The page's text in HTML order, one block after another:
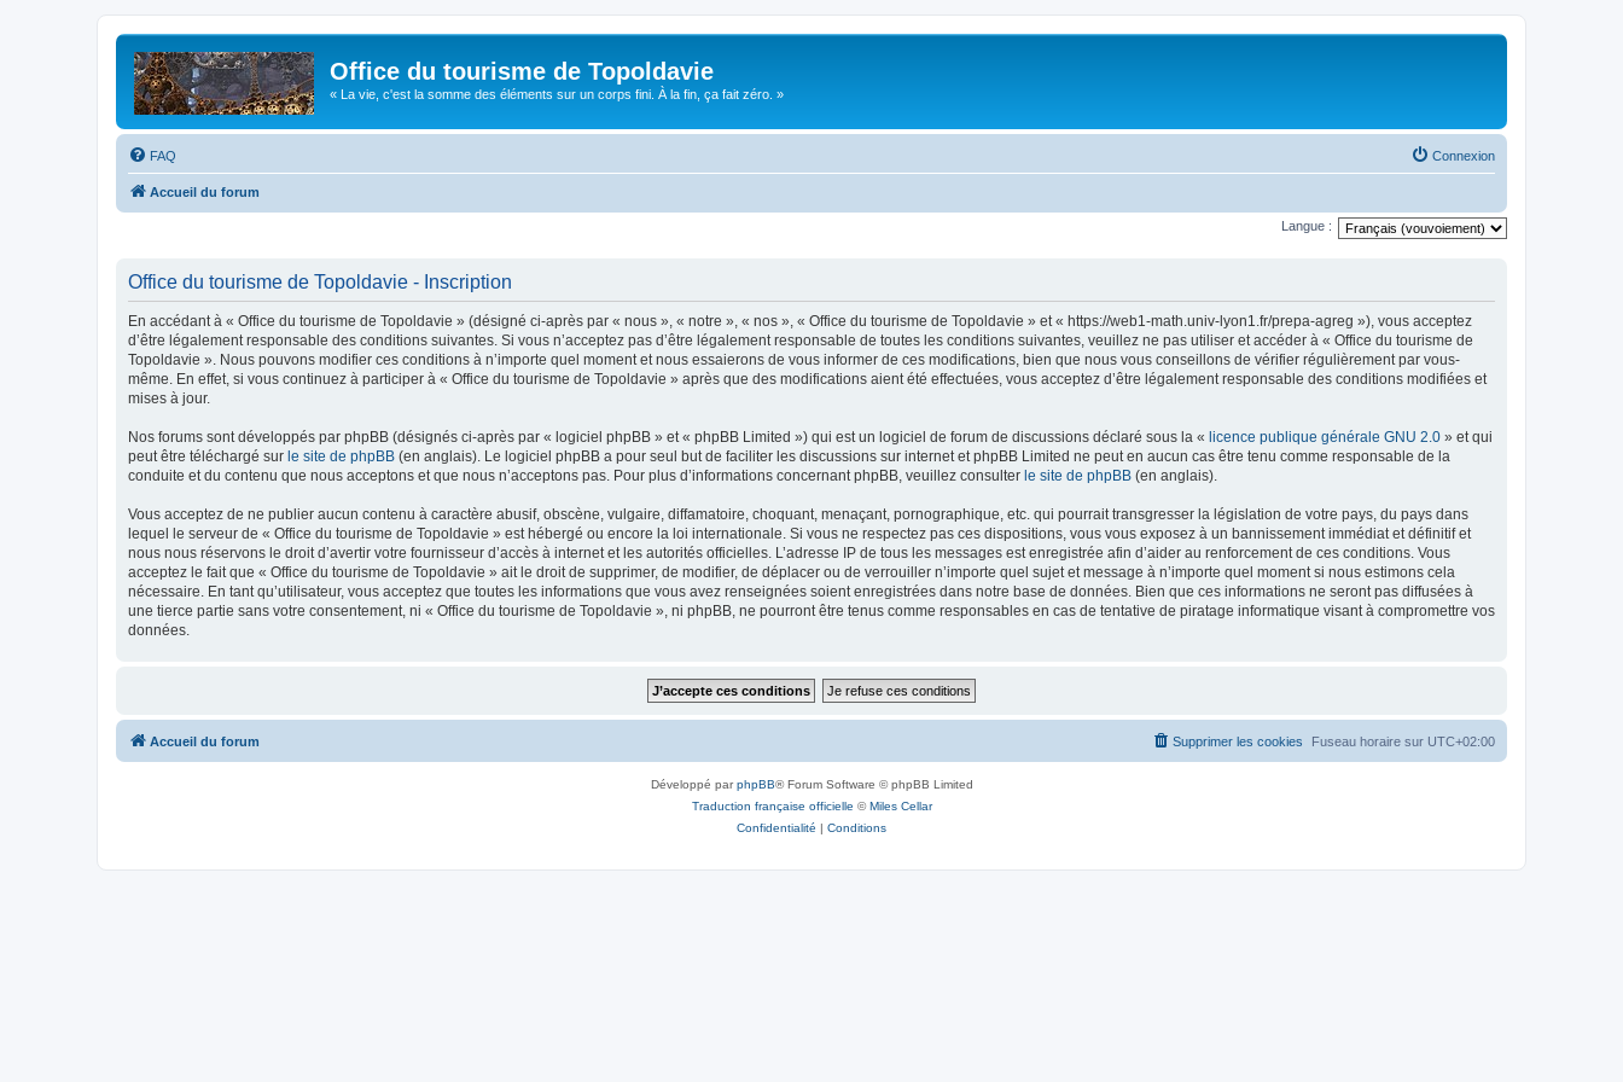
Office du tourisme de Topoldavie
« La vie, c'est la somme des éléments sur un corps fini. À la fin, ça fait zéro. »
FAQ Connexion
Accueil du forum
Langue :
Office du tourisme de Topoldavie - Inscription
En accédant à « Office du tourisme de Topoldavie » (désigné ci-après par « nous », « notre », « nos », « Office du tourisme de Topoldavie » et « https://web1-math.univ-lyon1.fr/prepa-agreg »), vous acceptez
d’être légalement responsable des conditions suivantes. Si vous n’acceptez pas d’être légalement responsable de toutes les conditions suivantes, veuillez ne pas utiliser et accéder à « Office du tourisme de
Topoldavie ». Nous pouvons modifier ces conditions à n’importe quel moment et nous essaierons de vous informer de ces modifications, bien que nous vous conseillons de vérifier régulièrement par vous-
même. En effet, si vous continuez à participer à « Office du tourisme de Topoldavie » après que des modifications aient été effectuées, vous acceptez d’être légalement responsable des conditions modifiées et
mises à jour.
Nos forums sont développés par phpBB (désignés ci-après par « logiciel phpBB » et « phpBB Limited ») qui est un logiciel de forum de discussions déclaré sous la « licence publique générale GNU 2.0 » et qui
peut être téléchargé sur le site de phpBB (en anglais). Le logiciel phpBB a pour seul but de faciliter les discussions sur internet et phpBB Limited ne peut en aucun cas être tenu comme responsable de la
conduite et du contenu que nous acceptons et que nous n’acceptons pas. Pour plus d’informations concernant phpBB, veuillez consulter le site de phpBB (en anglais).
Vous acceptez de ne publier aucun contenu à caractère abusif, obscène, vulgaire, diffamatoire, choquant, menaçant, pornographique, etc. qui pourrait transgresser la législation de votre pays, du pays dans
lequel le serveur de « Office du tourisme de Topoldavie » est hébergé ou encore la loi internationale. Si vous ne respectez pas ces dispositions, vous vous exposez à un bannissement immédiat et définitif et
nous nous réservons le droit d’avertir votre fournisseur d’accès à internet et les autorités officielles. L’adresse IP de tous les messages est enregistrée afin d’aider au renforcement de ces conditions. Vous
acceptez le fait que « Office du tourisme de Topoldavie » ait le droit de supprimer, de modifier, de déplacer ou de verrouiller n’importe quel sujet et message à n’importe quel moment si nous estimons cela
nécessaire. En tant qu’utilisateur, vous acceptez que toutes les informations que vous avez renseignées soient enregistrées dans notre base de données. Bien que ces informations ne seront pas diffusées à
une tierce partie sans votre consentement, ni « Office du tourisme de Topoldavie », ni phpBB, ne pourront être tenus comme responsables en cas de tentative de piratage informatique visant à compromettre vos
données.
Accueil du forum Fuseau horaire sur UTC+02:00
Supprimer les cookies
Développé parphpBB® Forum Software © phpBB Limited
Traduction française officielle ©Miles Cellar
Confidentialité | Conditions